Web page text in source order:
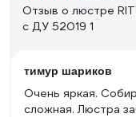
Отзыв о люстре
с ДУ 52019 1
тимур шариков
Очень яркая.
сложная. Люстра